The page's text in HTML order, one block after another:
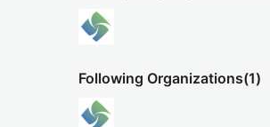
Following Organizations(1)